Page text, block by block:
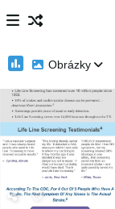
Obrázky